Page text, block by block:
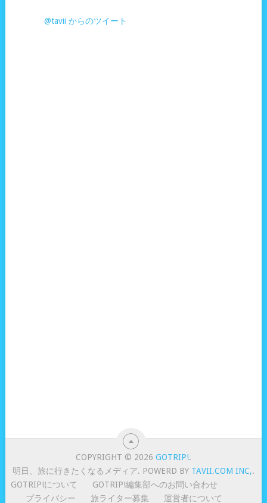
@tavii からのツイート
COPYRIGHT © 2026GOTRIP!.
明日、旅に行きたくなるメディア. POWERD BY TAVII.COM INC,.
GOTRIP!について
GOTRIP!編集部へのお問い合わせ
プライバシー
旅ライター募集 運営者について